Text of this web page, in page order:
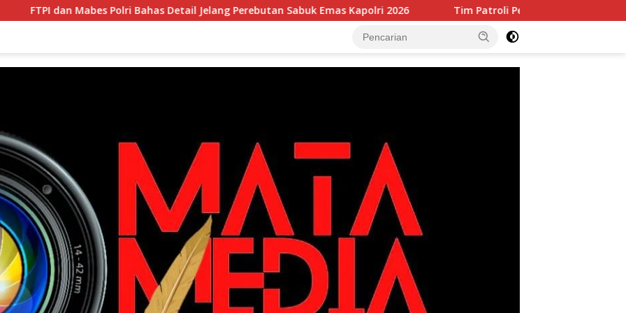
Bahas Detail Jelang Perebutan Sabuk Emas Kapolri 2026 Tim Patroli Perintis Polda Metro Jaya Amankan 3 Pemuda di